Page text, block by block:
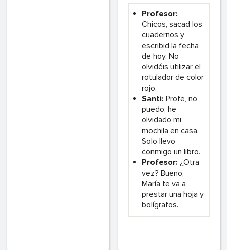
Profesor:
Chicos, sacad los
cuadernos y
escribid la fecha
de hoy. No
olvidéis utilizar el
rotulador de color
rojo.
Santi: Profe, no
puedo, he
olvidado mi
mochila en casa.
Solo llevo
conmigo un libro.
Profesor: ¿Otra
vez? Bueno,
María te va a
prestar una hoja y
bolígrafos.